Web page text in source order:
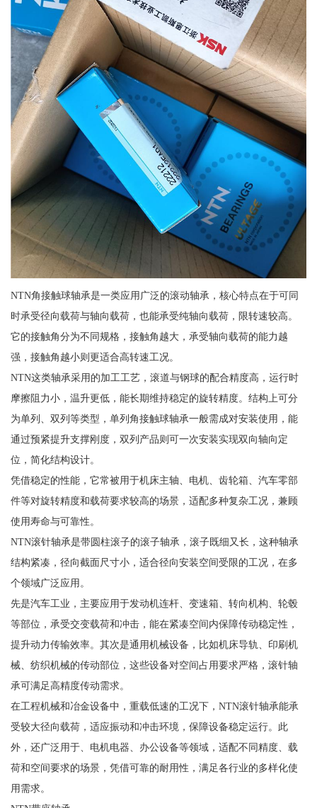
NTN角接触球轴承是一类应用广泛的滚动轴承，核心特点在于可同
时承受径向载荷与轴向载荷，也能承受纯轴向载荷，限转速较高。
它的接触角分为不同规格，接触角越大，承受轴向载荷的能力越
强，接触角越小则更适合高转速工况。
NTN这类轴承采用的加工工艺，滚道与钢球的配合精度高，运行时
摩擦阻力小，温升更低，能长期维持稳定的旋转精度。结构上可分
为单列、双列等类型，单列角接触球轴承一般需成对安装使用，能
通过预紧提升支撑刚度，双列产品则可一次安装实现双向轴向定
位，简化结构设计。
凭借稳定的性能，它常被用于机床主轴、电机、齿轮箱、汽车零部
件等对旋转精度和载荷要求较高的场景，适配多种复杂工况，兼顾
使用寿命与可靠性。
NTN滚针轴承是带圆柱滚子的滚子轴承，滚子既细又长，这种轴承
结构紧凑，径向截面尺寸小，适合径向安装空间受限的工况，在多
个领域广泛应用。
先是汽车工业，主要应用于发动机连杆、变速箱、转向机构、轮毂
等部位，承受交变载荷和冲击，能在紧凑空间内保障传动稳定性，
提升动力传输效率。其次是通用机械设备，比如机床导轨、印刷机
械、纺织机械的传动部位，这些设备对空间占用要求严格，滚针轴
承可满足高精度传动需求。
在工程机械和冶金设备中，重载低速的工况下，NTN滚针轴承能承
受较大径向载荷，适应振动和冲击环境，保障设备稳定运行。此
外，还广泛用于、电机电器、办公设备等领域，适配不同精度、载
荷和空间要求的场景，凭借可靠的耐用性，满足各行业的多样化使
用需求。